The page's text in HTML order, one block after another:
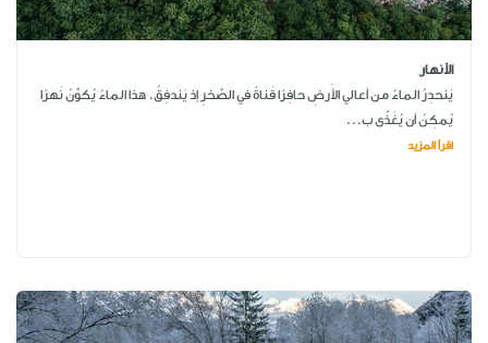
الأنهار
يَنحدِرُ الماءُ من أعالي الأَرضِ حافِرًا قَناةً في الصَّخرِ إذ يَندفِقُ. هذا الماءُ يُكوِّنُ نَهرًا
يُمكِنُ أن يُغَذّى ب...
اقرأ المزيد